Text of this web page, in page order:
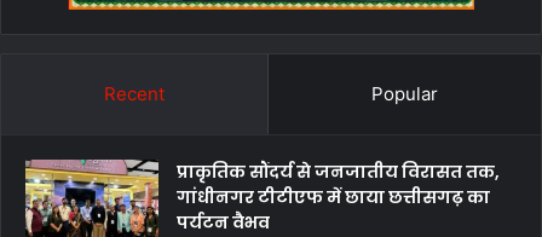
Recent Popular
प्राकृतिक सौंदर्य से जनजातीय विरासत तक,
गांधीनगर टीटीएफ में छाया छत्तीसगढ़ का
पर्यटन वैभव